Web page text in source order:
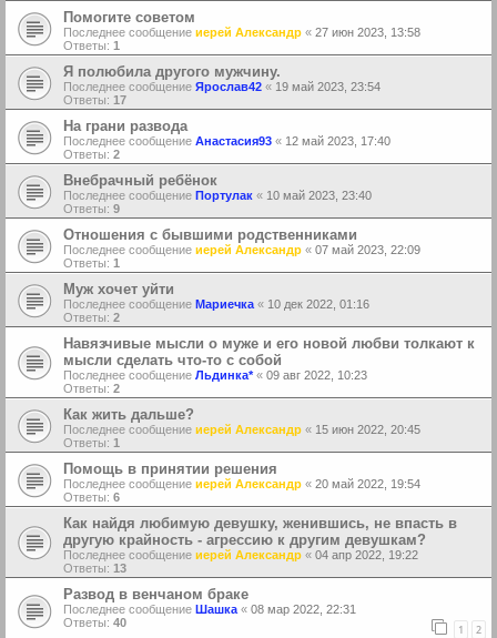
Помогите советом
Последнее сообщение иерей Александр « 27 июн 2023, 13:58
Ответы: 1
Я полюбила другого мужчину.
Последнее сообщение Ярослав42 « 19 май 2023, 23:54
Ответы: 17
На грани развода
Последнее сообщение Анастасия93 « 12 май 2023, 17:40
Ответы: 2
Внебрачный ребёнок
Последнее сообщение Портулак « 10 май 2023, 23:40
Ответы: 9
Отношения с бывшими родственниками
Последнее сообщение иерей Александр « 07 май 2023, 22:09
Ответы: 1
Муж хочет уйти
Последнее сообщение Мариечка « 10 дек 2022, 01:16
Ответы: 2
Навязчивые мысли о муже и его новой любви толкают к
мысли сделать что-то с собой
Последнее сообщение Льдинка*« 09 авг 2022, 10:23
Ответы: 2
Как жить дальше?
Последнее сообщение иерей Александр « 15 июн 2022, 20:45
Ответы: 1
Помощь в принятии решения
Последнее сообщение иерей Александр « 20 май 2022, 19:54
Ответы: 6
Как найдя любимую девушку, женившись, не впасть в
другую крайность - агрессию к другим девушкам?
Последнее сообщение иерей Александр « 04 апр 2022, 19:22
Ответы: 13
Развод в венчаном браке
Последнее сообщение Шашка « 08 мар 2022, 22:31
Ответы: 40 1 2